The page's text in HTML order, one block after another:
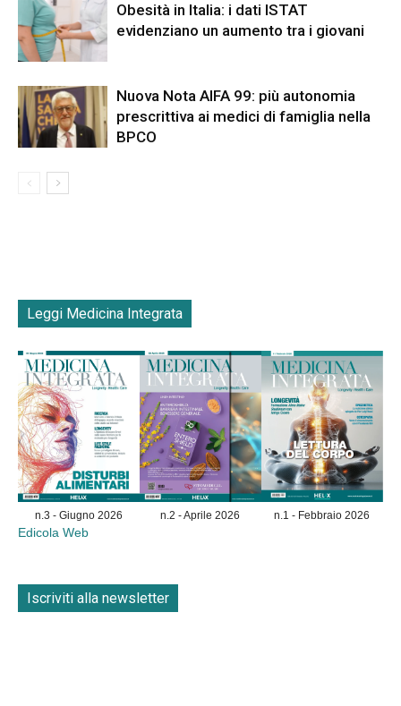
Obesità in Italia: i dati ISTAT
evidenziano un aumento tra i giovani
Nuova Nota AIFA 99: più autonomia
prescrittiva ai medici di famiglia nella
BPCO
Leggi Medicina Integrata
n.3 - Giugno 2026 n.2 - Aprile 2026 n.1 - Febbraio 2026
Edicola Web
Iscriviti alla newsletter